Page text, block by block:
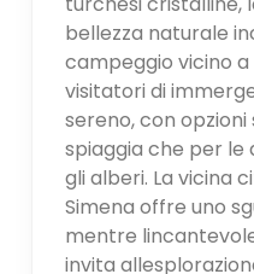
bellezza naturale
campeggio vicino
visitatori di
sereno, con opzioni
spiaggia che per
gli alberi. La vicina
Simena offre uno
mentre
invita